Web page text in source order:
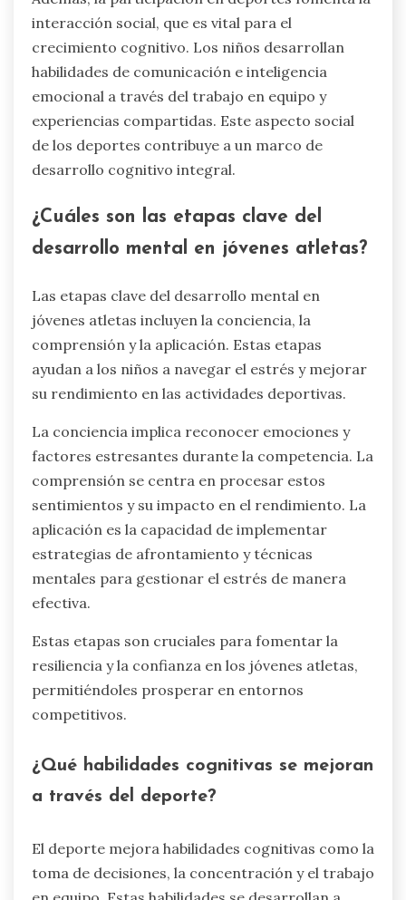
interacción social, que es vital para el
crecimiento cognitivo. Los niños desarrollan
habilidades de comunicación e inteligencia
emocional a través del trabajo en equipo y
experiencias compartidas. Este aspecto social
de los deportes contribuye a un marco de
desarrollo cognitivo integral.
¿Cuáles son las etapas clave del
desarrollo mental en jóvenes atletas?
Las etapas clave del desarrollo mental en
jóvenes atletas incluyen la conciencia, la
comprensión y la aplicación. Estas etapas
ayudan a los niños a navegar el estrés y mejorar
su rendimiento en las actividades deportivas.
La conciencia implica reconocer emociones y
factores estresantes durante la competencia. La
comprensión se centra en procesar estos
sentimientos y su impacto en el rendimiento. La
aplicación es la capacidad de implementar
estrategias de afrontamiento y técnicas
mentales para gestionar el estrés de manera
efectiva.
Estas etapas son cruciales para fomentar la
resiliencia y la confianza en los jóvenes atletas,
permitiéndoles prosperar en entornos
competitivos.
¿Qué habilidades cognitivas se mejoran
a través del deporte?
El deporte mejora habilidades cognitivas como la
toma de decisiones, la concentración y el trabajo